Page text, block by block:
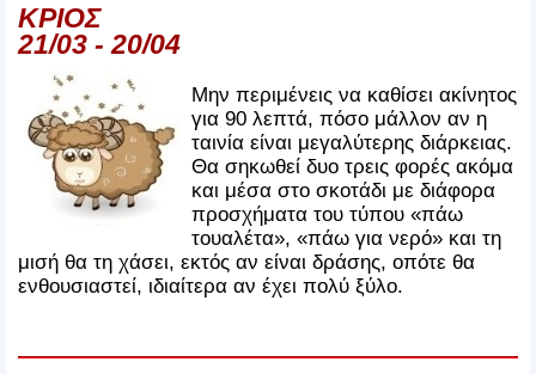
ΚΡΙΟΣ
21/03 - 20/04
Μην περιμένεις να καθίσει ακίνητος
για 90 λεπτά, πόσο μάλλον αν η
ταινία είναι μεγαλύτερης διάρκειας.
Θα σηκωθεί δυο τρεις φορές ακόμα
και μέσα στο σκοτάδι με διάφορα
προσχήματα του τύπου «πάω
τουαλέτα», «πάω για νερό» και τη
μισή θα τη χάσει, εκτός αν είναι δράσης, οπότε θα
ενθουσιαστεί, ιδιαίτερα αν έχει πολύ ξύλο.